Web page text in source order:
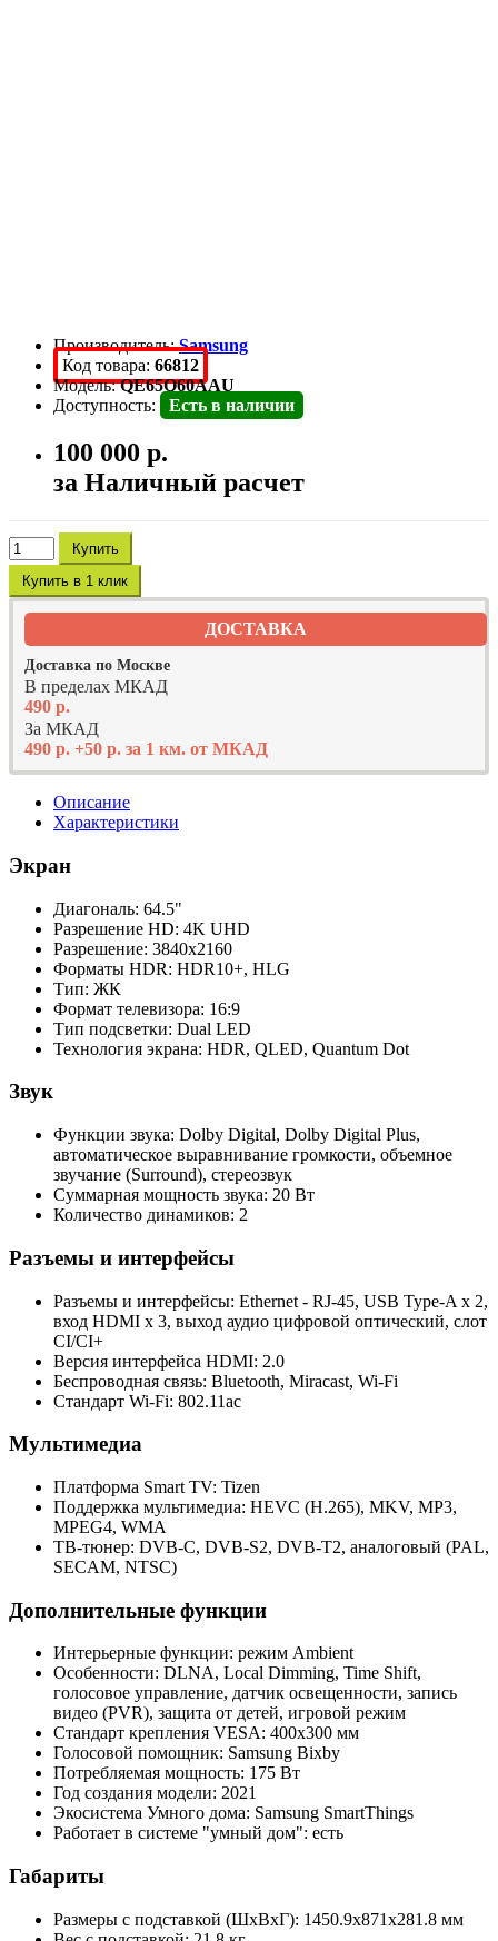
Производитель:Samsung
Код товара: 66812
Модель:QE65Q60AAU
Доступность:
Есть в наличии
100 000 р.
за Наличный расчет
Купить
Купить в 1 клик
ДОСТАВКА
Доставка по Москве
В пределах МКАД
490 р.
За МКАД
490 р. +50 р. за 1 км. от МКАД
Описание
Характеристики
Экран
Диагональ: 64.5"
Разрешение HD: 4K UHD
Разрешение: 3840x2160
Форматы HDR: HDR10+, HLG
Тип: ЖК
Формат телевизора: 16:9
Тип подсветки: Dual LED
Технология экрана: HDR, QLED, Quantum Dot
Звук
Функции звука: Dolby Digital, Dolby Digital Plus,
автоматическое выравнивание громкости, объемное
звучание (Surround), стереозвук
Суммарная мощность звука: 20 Вт
Количество динамиков: 2
Разъемы и интерфейсы
Разъемы и интерфейсы: Ethernet - RJ-45, USB Type-A x 2,
вход HDMI x 3, выход аудио цифровой оптический, слот
CI/CI+
Версия интерфейса HDMI: 2.0
Беспроводная связь: Bluetooth, Miracast, Wi-Fi
Стандарт Wi-Fi: 802.11ac
Мультимедиа
Платформа Smart TV: Tizen
Поддержка мультимедиа: HEVC (H.265), MKV, MP3,
MPEG4, WMA
ТВ-тюнер: DVB-C, DVB-S2, DVB-T2, аналоговый (PAL,
SECAM, NTSC)
Дополнительные функции
Интерьерные функции: режим Ambient
Особенности: DLNA, Local Dimming, Time Shift,
голосовое управление, датчик освещенности, запись
видео (PVR), защита от детей, игровой режим
Стандарт крепления VESA: 400x300 мм
Голосовой помощник: Samsung Bixby
Потребляемая мощность: 175 Вт
Год создания модели: 2021
Экосистема Умного дома: Samsung SmartThings
Работает в системе "умный дом": есть
Габариты
Размеры с подставкой (ШxВxГ): 1450.9x871x281.8 мм